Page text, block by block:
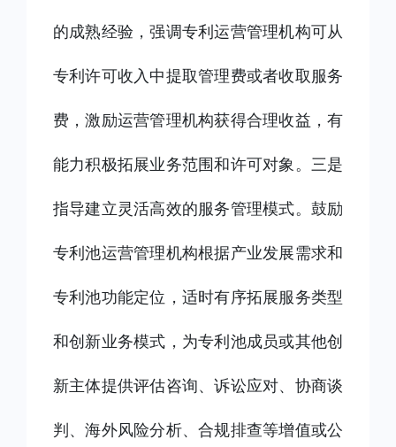
的成熟经验，强调专利运营管理机构可从
专利许可收入中提取管理费或者收取服务
费，激励运营管理机构获得合理收益，有
能力积极拓展业务范围和许可对象。三是
指导建立灵活高效的服务管理模式。鼓励
专利池运营管理机构根据产业发展需求和
专利池功能定位，适时有序拓展服务类型
和创新业务模式，为专利池成员或其他创
新主体提供评估咨询、诉讼应对、协商谈
判、海外风险分析、合规排查等增值或公